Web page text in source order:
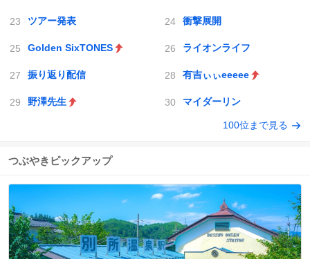
ツアー発表 衝撃展開
Golden SixTONES ライオンライフ
振り返り配信 有吉ぃぃeeeee
野澤先生 マイダーリン
100位まで見る
つぶやきピックアップ